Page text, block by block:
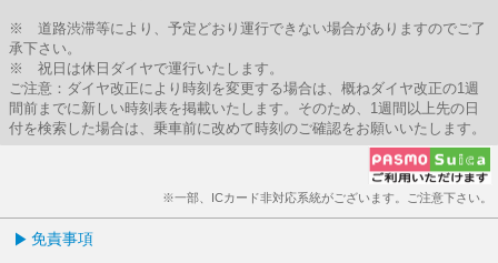
※ 道路渋滞等により、予定どおり運行できない場合がありますのでご了
承下さい。
※ 祝日は休日ダイヤで運行いたします。
ご注意：ダイヤ改正により時刻を変更する場合は、概ねダイヤ改正の1週
間前までに新しい時刻表を掲載いたします。そのため、1週間以上先の日
付を検索した場合は、乗車前に改めて時刻のご確認をお願いいたします。
※一部、ICカード非対応系統がございます。ご注意下さい。
免責事項